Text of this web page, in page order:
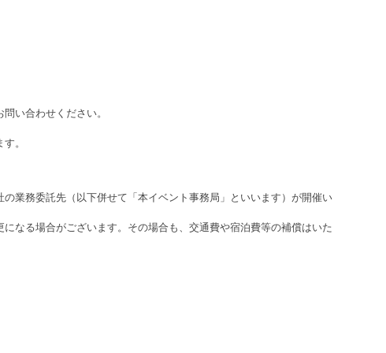
い合わせください。
。
業務委託先（以下併せて「本イベント事務局」といいます）が開催い
なる場合がございます。その場合も、交通費や宿泊費等の補償はいた